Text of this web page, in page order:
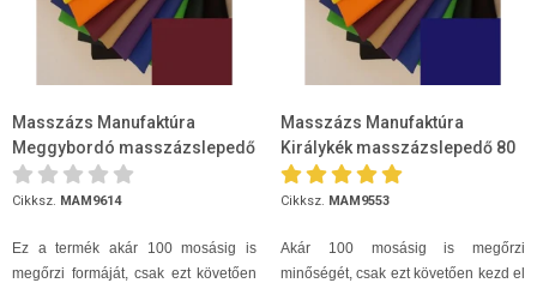
Masszázs Manufaktúra
Meggybordó masszázslepedő
80 x 200
Cikksz. MAM9614
Ez a termék akár 100 mosásig is
megőrzi formáját, csak ezt követően
Masszázs Manufaktúra
Királykék masszázslepedő 80
x 200
Cikksz. MAM9553
Akár 100 mosásig is megőrzi
minőségét, csak ezt követően kezd el